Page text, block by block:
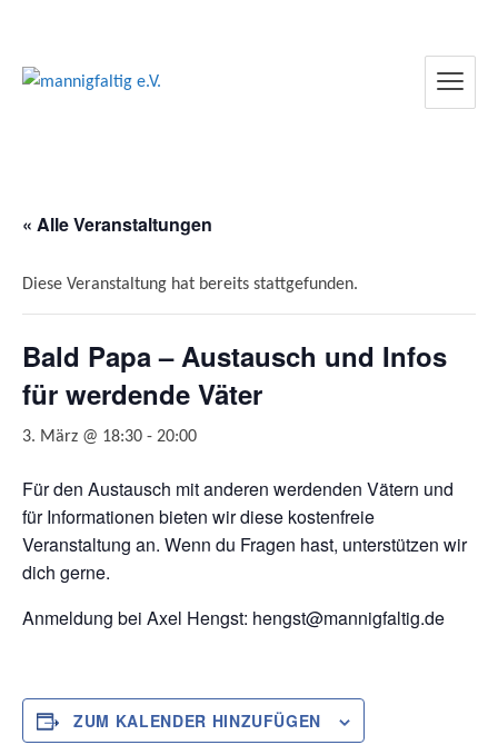
« Alle Veranstaltungen
Diese Veranstaltung hat bereits stattgefunden.
Bald Papa – Austausch und Infos
für werdende Väter
3. März @ 18:30 - 20:00
Für den Austausch mit anderen werdenden Vätern und
für Informationen bieten wir diese kostenfreie
Veranstaltung an. Wenn du Fragen hast, unterstützen wir
dich gerne.
Anmeldung bei Axel Hengst: hengst@mannigfaltig.de
ZUM KALENDER HINZUFÜGEN